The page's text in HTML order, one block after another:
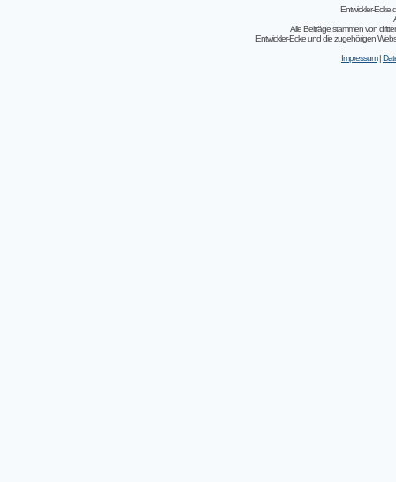
Entwickler-
Alle Beiträge stammen von
Entwickler-Ecke und die zugehörigen
Impressum|